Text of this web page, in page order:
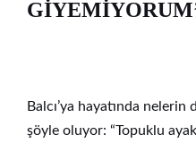
Balcı’ya hayatında
şöyle oluyor: “Topuklu